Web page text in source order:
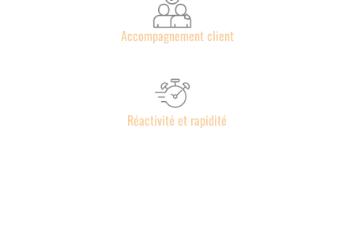
Accompagnement client
Réactivité et rapidité